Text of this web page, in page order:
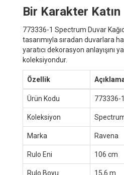
Bir Karakter Katın
773336-1 Spectrum Duvar
tasarımıyla sıradan duvarlara
yaratıcı dekorasyon anlayışını
koleksiyondur.
Özellik
Ürün Kodu 773336-1
Koleksiyon
Marka Ravena
Rulo Eni 106 cm
Rulo Boyu 15,6 m